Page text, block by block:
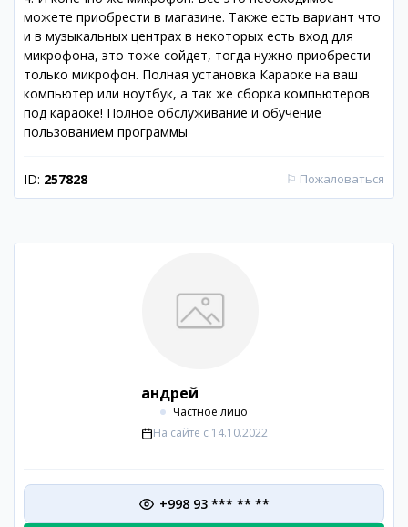
можете приобрести в магазине. Также есть вариант что
и в музыкальных центрах в некоторых есть вход для
микрофона, это тоже сойдет, тогда нужно приобрести
только микрофон. Полная установка Караоке на ваш
компьютер или ноутбук, а так же сборка компьютеров
под караоке! Полное обслуживание и обучение
пользованием программы
ID: 257828 ⚐ Пожаловаться
андрей
Частное лицо
На сайте с 14.10.2022
+998 93 *** ** **